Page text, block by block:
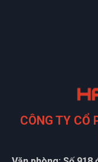
CÔNG TY CỔ